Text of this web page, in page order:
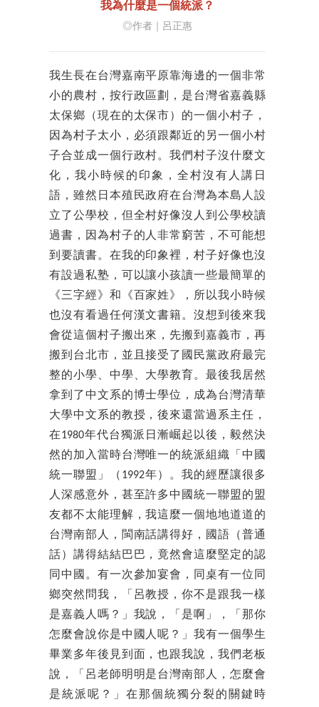
我為什麼是一個統派？
◎作者｜呂正惠
我生長在台灣嘉南平原靠海邊的一個非常
小的農村，按行政區劃，是台灣省嘉義縣
太保鄉（現在的太保市）的一個小村子，
因為村子太小，必須跟鄰近的另一個小村
子合並成一個行政村。我們村子沒什麼文
化，我小時候的印象，全村沒有人講日
語，雖然日本殖民政府在台灣為本島人設
立了公學校，但全村好像沒人到公學校讀
過書，因為村子的人非常窮苦，不可能想
到要讀書。在我的印象裡，村子好像也沒
有設過私塾，可以讓小孩讀一些最簡單的
《三字經》和《百家姓》，所以我小時候
也沒有看過任何漢文書籍。沒想到後來我
會從這個村子搬出來，先搬到嘉義市，再
搬到台北市，並且接受了國民黨政府最完
整的小學、中學、大學教育。最後我居然
拿到了中文系的博士學位，成為台灣清華
大學中文系的教授，後來還當過系主任，
在1980年代台獨派日漸崛起以後，毅然決
然的加入當時台灣唯一的統派組織「中國
統一聯盟」（1992年）。我的經歷讓很多
人深感意外，甚至許多中國統一聯盟的盟
友都不太能理解，我這麼一個地地道道的
台灣南部人，閩南話講得好，國語（普通
話）講得結結巴巴，竟然會這麼堅定的認
同中國。有一次參加宴會，同桌有一位同
鄉突然問我，「呂教授，你不是跟我一樣
是嘉義人嗎？」我說，「是啊」，「那你
怎麼會說你是中國人呢？」我有一個學生
畢業多年後見到面，也跟我說，我們老板
說，「呂老師明明是台灣南部人，怎麼會
是統派呢？」在那個統獨分裂的關鍵時